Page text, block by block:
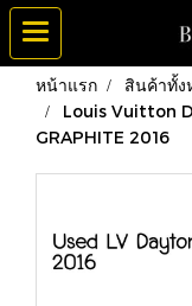
หน้าแรก สินค้าทั้ง
Louis Vuitton
GRAPHITE 2016